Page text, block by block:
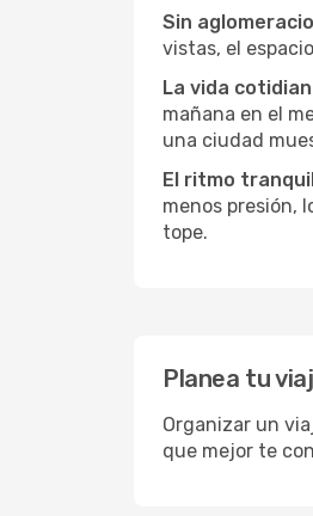
Sin
vistas, el
La vida
mañana en el
una ciudad
El ritmo
menos presión,
tope.
Planea tu
Organizar un
que mejor te